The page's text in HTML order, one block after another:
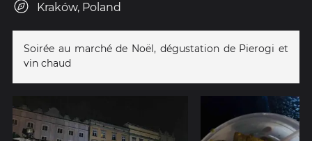
Kraków, Poland
Soirée au marché de Noël, dégustation de Pierogi et
vin chaud